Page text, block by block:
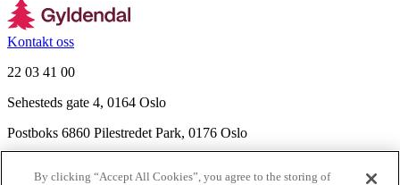
Kontakt oss
22 03 41 00
Sehesteds gate 4, 0164 Oslo
Postboks 6860 Pilestredet Park, 0176 Oslo
By clicking “Accept All Cookies”, you agree to the storing of